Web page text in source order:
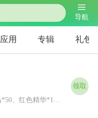
导航
应用 专辑 礼包
领取